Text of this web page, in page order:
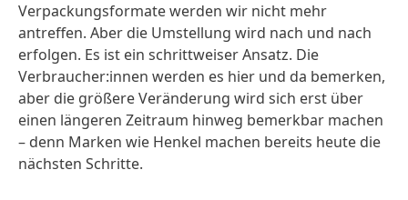
Verpackungsformate werden wir nicht mehr
antreffen. Aber die Umstellung wird nach und nach
erfolgen. Es ist ein schrittweiser Ansatz. Die
Verbraucher:innen werden es hier und da bemerken,
aber die größere Veränderung wird sich erst über
einen längeren Zeitraum hinweg bemerkbar machen
– denn Marken wie Henkel machen bereits heute die
nächsten Schritte.